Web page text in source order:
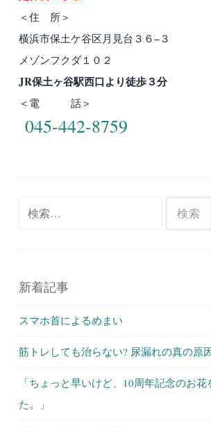
＜住 所＞
横浜市保土ケ谷区月見台３６−３
メゾンフクダ１０２
JR保土ヶ谷駅西口より徒歩３分
＜電 話＞
045-442-8759
新着記事
スマホ首によるめまい
筋トレしても治らない? 尿漏れの真の原
「ちょっと早いけど、10周年記念のお
た。」